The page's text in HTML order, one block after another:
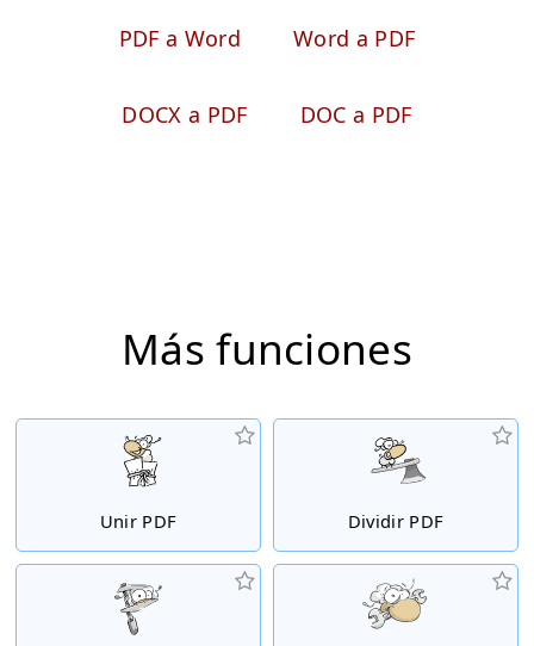
PDF a Word Word a PDF
DOCX a PDF DOC a PDF
Más funciones
Unir PDF Dividir PDF